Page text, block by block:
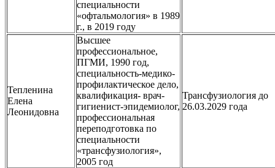
специальности
«офтальмология» в 1989
г., в 2019 году
Тепленина
Елена
Леонидовна
Высшее
профессиональное,
ПГМИ, 1990 год,
специальность-медико-
профилактическое дело,
квалификация- врач-
гигиенист-эпидемиолог,
профессиональная
переподготовка по
специальности
«трансфузиология»,
2005 год
Трансфузиология до
26.03.2029 года